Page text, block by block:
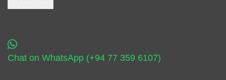
Chat on WhatsApp (+94 77 359 6107)